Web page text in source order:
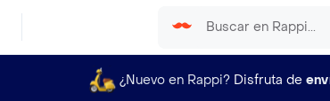
¿Nuevo en Rappi? Disfruta de